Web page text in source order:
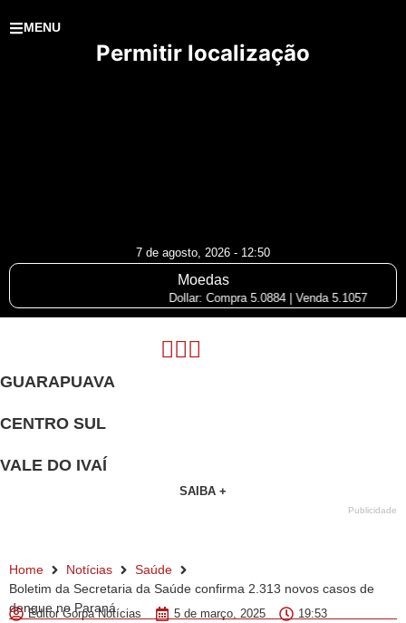
MENU
Permitir localização
7 de agosto, 2026 - 12:50
Moedas
Dollar: Compra 5.0884 | Venda 5.1057
GUARAPUAVA
CENTRO SUL
VALE DO IVAÍ
SAIBA +
Publicidade
Home Notícias
Saúde
Boletim da Secretaria da Saúde confirma 2.313 novos casos de
dengue no Paraná
Editor Gorpa Notícias 5 de março, 2025
19:53